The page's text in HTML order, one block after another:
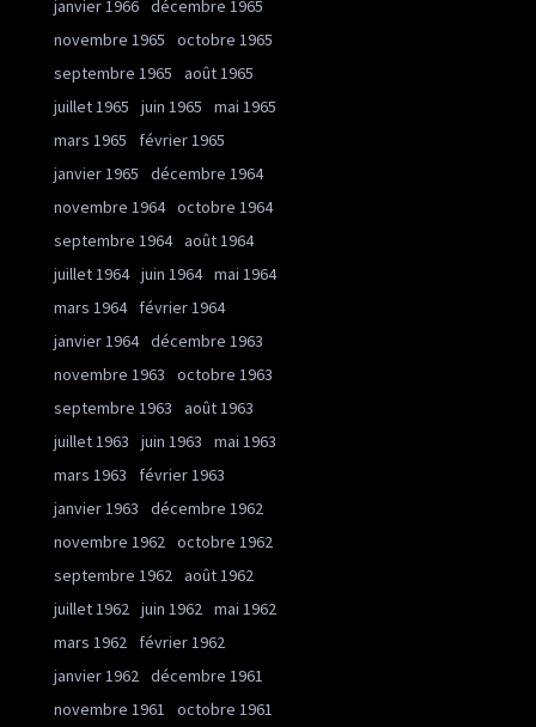
janvier 1966 décembre 1965
novembre 1965
octobre 1965
septembre 1965
août 1965
juillet 1965
juin 1965
mai 1965
mars 1965
février 1965
janvier 1965
décembre 1964
novembre 1964 octobre 1964
septembre 1964 août 1964
juillet 1964 juin 1964 mai 1964
mars 1964
février 1964
janvier 1964 décembre 1963
novembre 1963
octobre 1963
septembre 1963
août 1963
juillet 1963
juin 1963
mai 1963
mars 1963
février 1963
janvier 1963
décembre 1962
novembre 1962 octobre 1962
septembre 1962 août 1962
juillet 1962 juin 1962 mai 1962
mars 1962
février 1962
janvier 1962 décembre 1961
novembre 1961
octobre 1961